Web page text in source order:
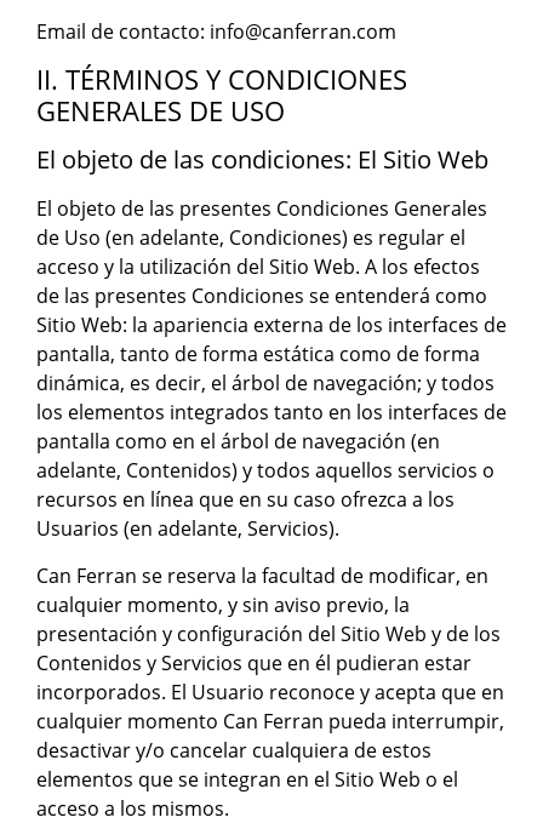
Email de contacto: info@canferran.com
II. TÉRMINOS Y CONDICIONES
GENERALES DE USO
El objeto de las condiciones: El Sitio Web
El objeto de las presentes Condiciones Generales
de Uso (en adelante, Condiciones) es regular el
acceso y la utilización del Sitio Web. A los efectos
de las presentes Condiciones se entenderá como
Sitio Web: la apariencia externa de los interfaces de
pantalla, tanto de forma estática como de forma
dinámica, es decir, el árbol de navegación; y todos
los elementos integrados tanto en los interfaces de
pantalla como en el árbol de navegación (en
adelante, Contenidos) y todos aquellos servicios o
recursos en línea que en su caso ofrezca a los
Usuarios (en adelante, Servicios).
Can Ferran se reserva la facultad de modificar, en
cualquier momento, y sin aviso previo, la
presentación y configuración del Sitio Web y de los
Contenidos y Servicios que en él pudieran estar
incorporados. El Usuario reconoce y acepta que en
cualquier momento Can Ferran pueda interrumpir,
desactivar y/o cancelar cualquiera de estos
elementos que se integran en el Sitio Web o el
acceso a los mismos.